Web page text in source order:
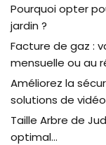
Pourquoi opter
jardin ?
Facture de gaz :
mensuelle ou au
Améliorez la
solutions de
Taille Arbre de
optimal…